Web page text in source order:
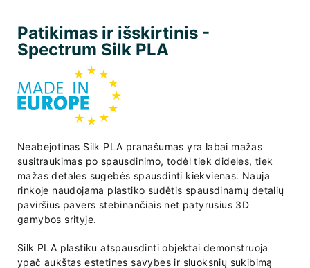
Patikimas ir išskirtinis -
Spectrum Silk PLA
Neabejotinas Silk PLA pranašumas yra labai mažas
susitraukimas po spausdinimo, todėl tiek dideles, tiek
mažas detales sugebės spausdinti kiekvienas. Nauja
rinkoje naudojama plastiko sudėtis spausdinamų detalių
paviršius pavers stebinančiais net patyrusius 3D
gamybos srityje.
Silk PLA plastiku atspausdinti objektai demonstruoja
ypač aukštas estetines savybes ir sluoksnių sukibimą